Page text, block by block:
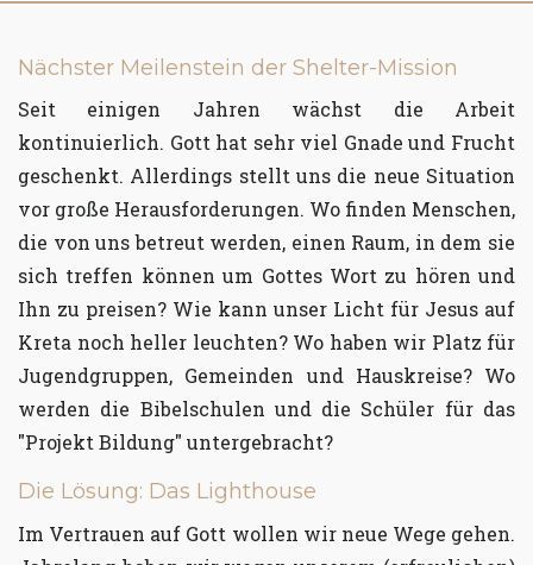
Nächster Meilenstein der Shelter-Mission
Seit einigen Jahren wächst die Arbeit
kontinuierlich. Gott hat sehr viel Gnade und Frucht
geschenkt. Allerdings stellt uns die neue Situation
vor große Herausforderungen. Wo finden Menschen,
die von uns betreut werden, einen Raum, in dem sie
sich treffen können um Gottes Wort zu hören und
Ihn zu preisen? Wie kann unser Licht für Jesus auf
Kreta noch heller leuchten? Wo haben wir Platz für
Jugendgruppen, Gemeinden und Hauskreise? Wo
werden die Bibelschulen und die Schüler für das
"Projekt Bildung" untergebracht?
Die Lösung: Das Lighthouse
Im Vertrauen auf Gott wollen wir neue Wege gehen.